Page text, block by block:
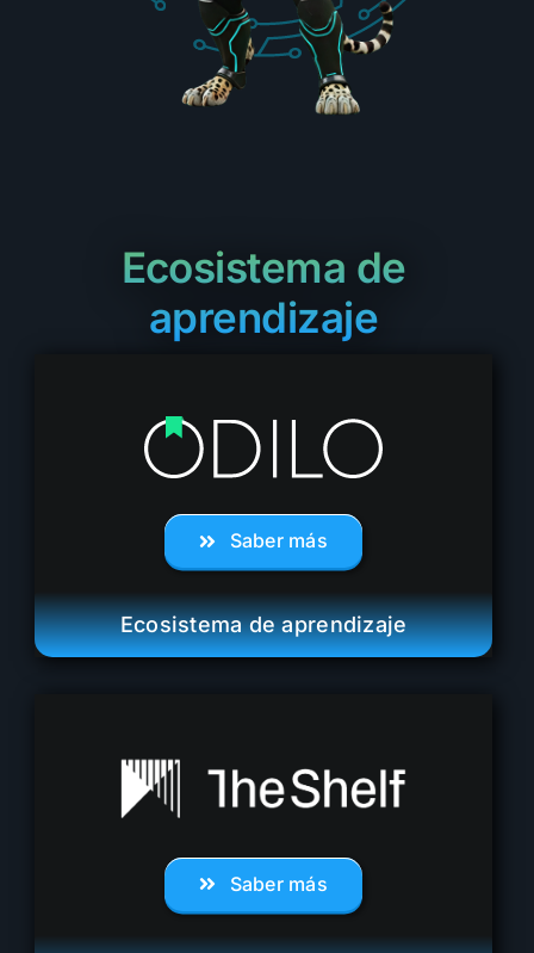
Ecosistema de
aprendizaje
Saber más
Ecosistema de aprendizaje
Saber más